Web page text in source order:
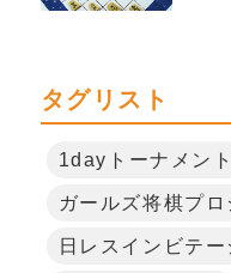
タグリスト
1dayトーナメント
ガールズ将棋プロ
日レスインビテ